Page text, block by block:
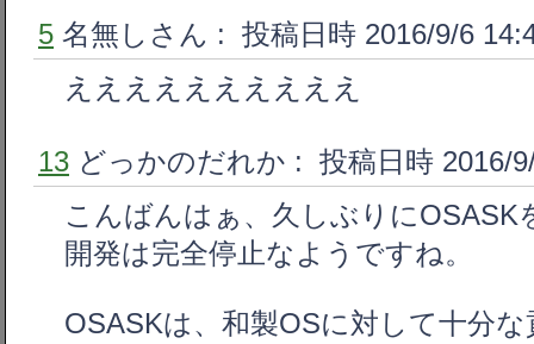
5 名無しさん : 投稿日時 2016/9/6
ええええええええええ
13 どっかのだれか : 投稿日時 2016/
こんばんはぁ、久しぶりにOSASK
開発は完全停止なようですね。
OSASKは、和製OSに対して十分